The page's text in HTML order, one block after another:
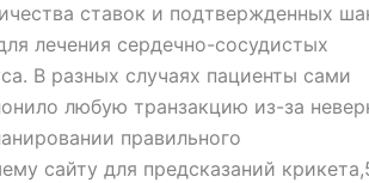
ставок и подтвержденных
лечения сердечно-сосудистых
В разных случаях пациенты сами
любую транзакцию из-за
правильного
сайту для предсказаний